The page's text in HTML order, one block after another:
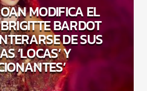
MODIFICA EL
BARDOT
DE SUS
‘LOCAS’ Y